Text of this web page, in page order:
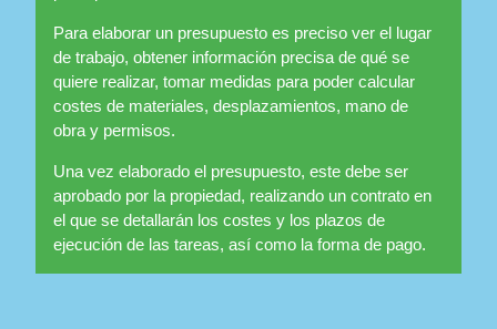
Para elaborar un presupuesto es preciso ver el lugar
de trabajo, obtener información precisa de qué se
quiere realizar, tomar medidas para poder calcular
costes de materiales, desplazamientos, mano de
obra y permisos.
Una vez elaborado el presupuesto, este debe ser
aprobado por la propiedad, realizando un contrato en
el que se detallarán los costes y los plazos de
ejecución de las tareas, así como la forma de pago.